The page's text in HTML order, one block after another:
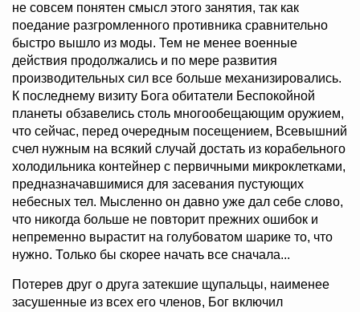
не совсем понятен смысл этого занятия, так как
поедание разгромленного противника сравнительно
быстро вышло из моды. Тем не менее военные
действия продолжались и по мере развития
производительных сил все больше механизировались.
К последнему визиту Бога обитатели Беспокойной
планеты обзавелись столь многообещающим оружием,
что сейчас, перед очередным посещением, Всевышний
счел нужным на всякий случай достать из корабельного
холодильника контейнер с первичными микроклетками,
предназначавшимися для засевания пустующих
небесных тел. Мысленно он давно уже дал себе слово,
что никогда больше не повторит прежних ошибок и
непременно вырастит на голубоватом шарике то, что
нужно. Только бы скорее начать все сначала...
Потерев друг о друга затекшие щупальцы, наименее
засушенные из всех его членов, Бог включил